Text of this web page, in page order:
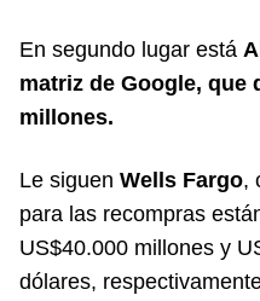
En segundo lugar está
matriz de Google, que
millones.
Le siguen Wells Fargo,
para las recompras
US$40.000 millones y
dólares,